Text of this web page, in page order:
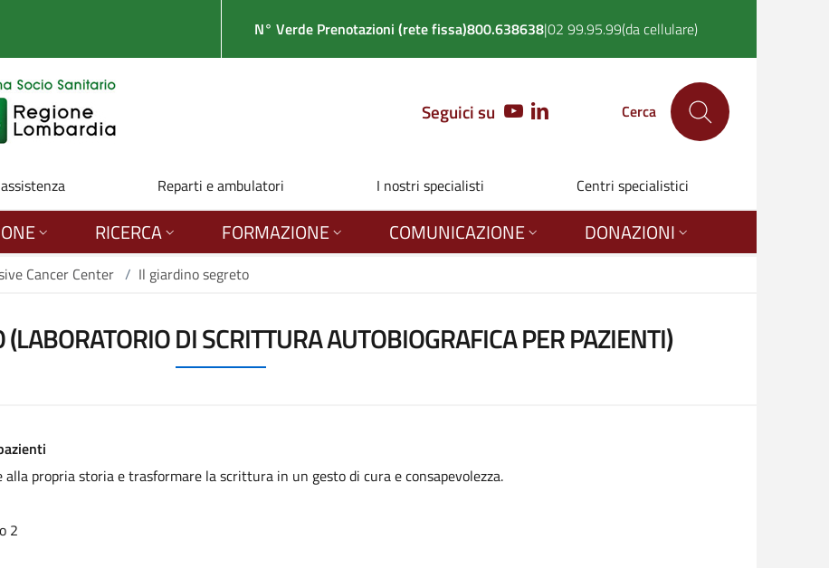
N° Verde Prenotazioni (rete fissa)800.638638|02 99.95.99(da cellulare)
Seguici su YOUTUBELINKEDIN Cerca
Reparti e ambulatori I nostri specialisti Centri specialistici
RICERCA FORMAZIONE COMUNICAZIONE DONAZIONI
Cancer Center / Il giardino segreto
DI SCRITTURA AUTOBIOGRAFICA PER PAZIENTI)
propria storia e trasformare la scrittura in un gesto di cura e consapevolezza.
2